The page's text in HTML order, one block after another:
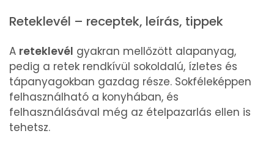
Reteklevél – receptek, leírás, tippek
A reteklevél gyakran mellőzött alapanyag,
pedig a retek rendkívül sokoldalú, ízletes és
tápanyagokban gazdag része. Sokféleképpen
felhasználható a konyhában, és
felhasználásával még az ételpazarlás ellen is
tehetsz.